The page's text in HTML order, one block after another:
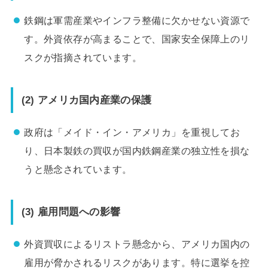
鉄鋼は軍需産業やインフラ整備に欠かせない資源で
す。外資依存が高まることで、国家安全保障上のリ
スクが指摘されています。
(2) アメリカ国内産業の保護
政府は「メイド・イン・アメリカ」を重視してお
り、日本製鉄の買収が国内鉄鋼産業の独立性を損な
うと懸念されています。
(3) 雇用問題への影響
外資買収によるリストラ懸念から、アメリカ国内の
雇用が脅かされるリスクがあります。特に選挙を控